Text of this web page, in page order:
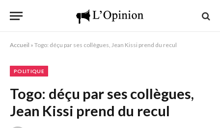
Accueil » Togo: déçu par ses collègues, Jean Kissi prend du recul
POLITIQUE
Togo: déçu par ses collègues,
Jean Kissi prend du recul